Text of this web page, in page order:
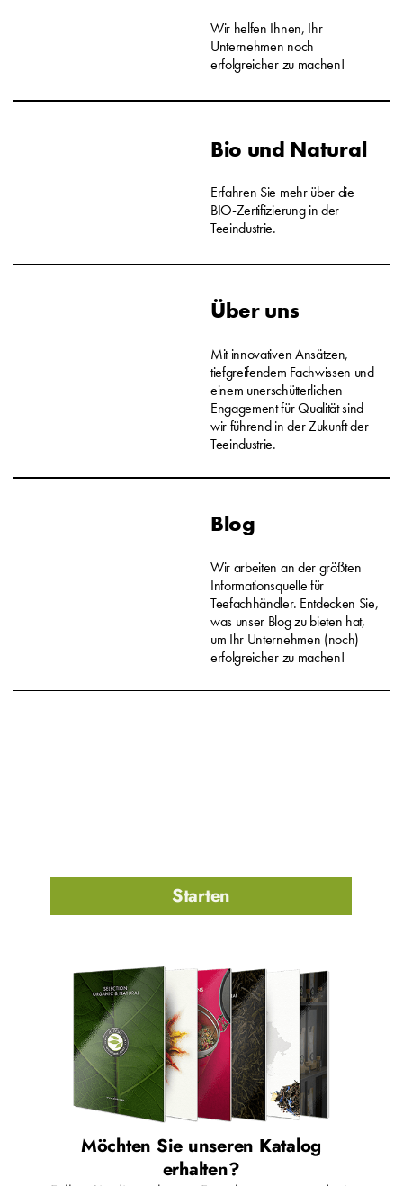
Wir helfen Ihnen, Ihr
Unternehmen noch
erfolgreicher zu machen!
Bio und Natural
Erfahren Sie mehr über die
BIO-Zertifizierung in der
Teeindustrie.
Über uns
Mit innovativen Ansätzen,
tiefgreifendem Fachwissen und
einem unerschütterlichen
Engagement für Qualität sind
wir führend in der Zukunft der
Teeindustrie.
Blog
Wir arbeiten an der größten
Informationsquelle für
Teefachhändler. Entdecken Sie,
was unser Blog zu bieten hat,
um Ihr Unternehmen (noch)
erfolgreicher zu machen!